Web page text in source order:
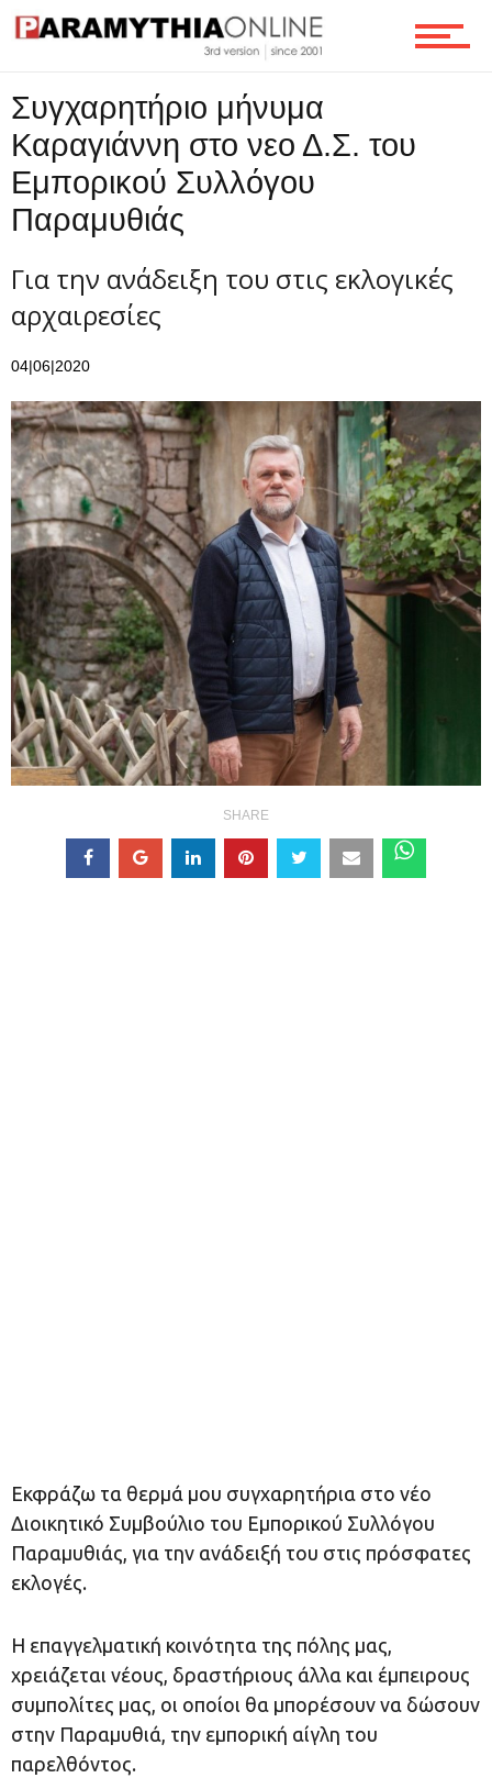
Τεχνολογία
Επικοινωνία
Συγχαρητήριο μήνυμα
Καραγιάννη στο νεο Δ.Σ. του
Εμπορικού Συλλόγου
Παραμυθιάς
Για την ανάδειξη του στις εκλογικές
αρχαιρεσίες
04|06|2020
SHARE
Εκφράζω τα θερμά μου συγχαρητήρια στο νέο
Διοικητικό Συμβούλιο του Εμπορικού Συλλόγου
Παραμυθιάς, για την ανάδειξή του στις πρόσφατες
εκλογές.
Η επαγγελματική κοινότητα της πόλης μας,
χρειάζεται νέους, δραστήριους άλλα και έμπειρους
συμπολίτες μας, οι οποίοι θα μπορέσουν να δώσουν
στην Παραμυθιά, την εμπορική αίγλη του
παρελθόντος.